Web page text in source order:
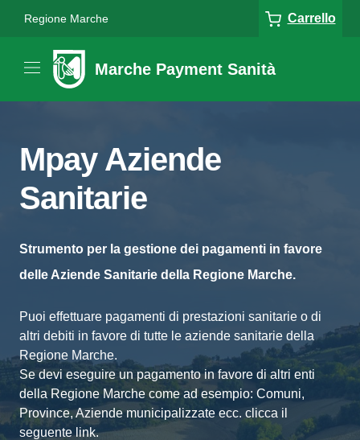
Regione Marche Carrello
Marche Payment Sanità
Mpay Aziende
Sanitarie
Strumento per la gestione dei pagamenti in favore
delle Aziende Sanitarie della Regione Marche.
Puoi effettuare pagamenti di prestazioni sanitarie o di
altri debiti in favore di tutte le aziende sanitarie della
Regione Marche.
Se devi eseguire un pagamento in favore di altri enti
della Regione Marche come ad esempio: Comuni,
Province, Aziende municipalizzate ecc. clicca il
seguente link.